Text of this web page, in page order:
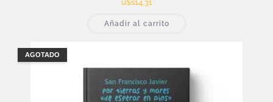
u$s14,31
Añadir al carrito
AGOTADO